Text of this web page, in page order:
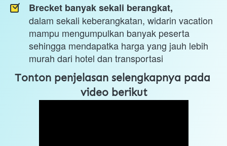
Brecket banyak sekali berangkat,
dalam sekali keberangkatan, widarin vacation
mampu mengumpulkan banyak peserta
sehingga mendapatka harga yang jauh lebih
murah dari hotel dan transportasi
Tonton penjelasan selengkapnya pada
video berikut